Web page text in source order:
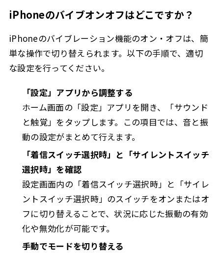
iPhoneのバイブオンオフはどこですか？
iPhoneのバイブレーション機能のオン・オフは、簡
単な操作で切り替えられます。以下の手順で、適切
な設定を行ってください。
「設定」アプリから調整する
ホーム画面の「設定」アプリを開き、「サウンド
と触覚」をタップします。この項目では、音と振
動の設定がまとめて行えます。
「着信スイッチ選択時」と「サイレントスイッチ
選択時」を確認
設定画面内の「着信スイッチ選択時」と「サイレ
ントスイッチ選択時」のスイッチをオンまたはオ
フに切り替えることで、状況に応じた振動の有効
化や無効化が可能です。
手動でモードを切り替える